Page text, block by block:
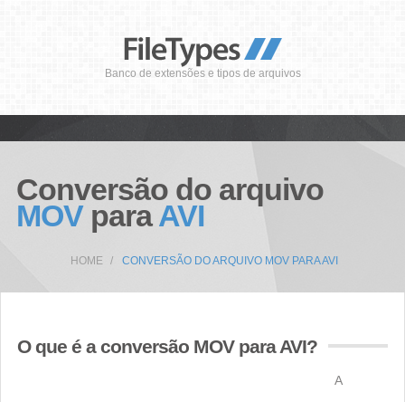
Banco de extensões e tipos de arquivos
Conversão do arquivo
MOVparaAVI
HOME CONVERSÃO DO ARQUIVO MOV PARA AVI
O que é a conversão MOV para AVI?
A